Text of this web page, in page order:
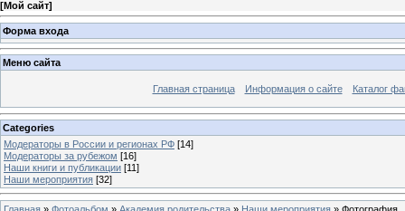
[Мой сайт]
Форма входа
Меню сайта
Главная страница Информация о сайте Каталог
Categories
Модераторы в России и регионах РФ [14]
Модераторы за рубежом [16]
Наши книги и публикации [11]
Наши мероприятия [32]